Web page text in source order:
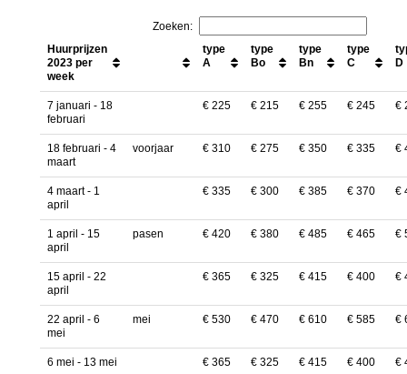
Zoeken:
Huurprijzen
2023 per
week
type
A
type
Bo
type
Bn
type
C
D
7 januari - 18
februari
€ 225 € 215 € 255 € 245 €
18 februari - 4
maart
voorjaar € 310 € 275 € 350 € 335 €
4 maart - 1
april
€ 335 € 300 € 385 € 370 €
1 april - 15
april
pasen € 420 € 380 € 485 € 465 €
15 april - 22
april
€ 365 € 325 € 415 € 400 €
22 april - 6
mei
mei € 530 € 470 € 610 € 585 €
6 mei - 13 mei € 365 € 325 € 415 € 400 €